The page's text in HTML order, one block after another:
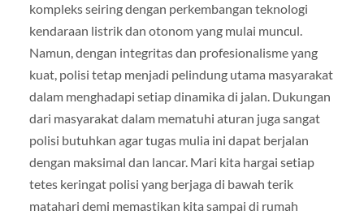
kompleks seiring dengan perkembangan teknologi
kendaraan listrik dan otonom yang mulai muncul.
Namun, dengan integritas dan profesionalisme yang
kuat, polisi tetap menjadi pelindung utama masyarakat
dalam menghadapi setiap dinamika di jalan. Dukungan
dari masyarakat dalam mematuhi aturan juga sangat
polisi butuhkan agar tugas mulia ini dapat berjalan
dengan maksimal dan lancar. Mari kita hargai setiap
tetes keringat polisi yang berjaga di bawah terik
matahari demi memastikan kita sampai di rumah